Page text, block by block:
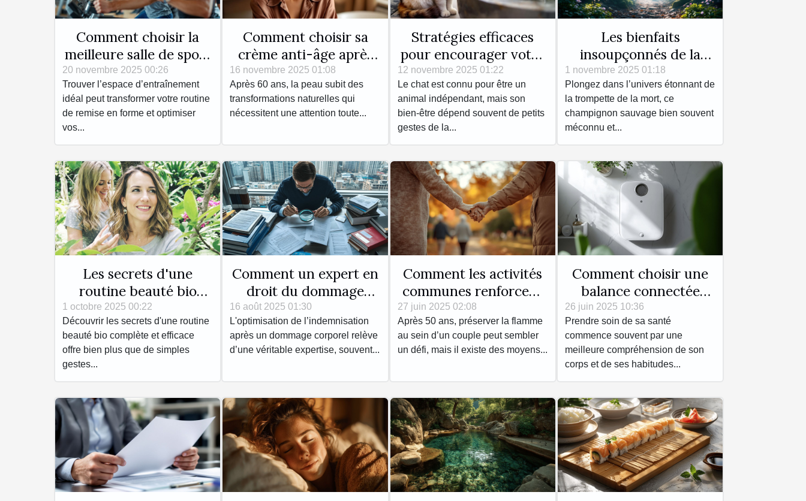
Comment choisir la
meilleure salle de sport
pour vos besoins ?
20 novembre 2025 00:26
Trouver l’espace d’entraînement
idéal peut transformer votre routine
de remise en forme et optimiser
vos...
Comment choisir sa
crème anti-âge après
60 ans ?
16 novembre 2025 01:08
Après 60 ans, la peau subit des
transformations naturelles qui
nécessitent une attention toute...
Stratégies efficaces
pour encourager votre
chat à s'hydrater
davantage
12 novembre 2025 01:22
Le chat est connu pour être un
animal indépendant, mais son
bien-être dépend souvent de petits
gestes de la...
Les bienfaits
insoupçonnés de la
trompette de la mort
sur la santé
1 novembre 2025 01:18
Plongez dans l’univers étonnant de
la trompette de la mort, ce
champignon sauvage bien souvent
méconnu et...
Les secrets d'une
routine beauté bio
complète et efficace
1 octobre 2025 00:22
Découvrir les secrets d'une routine
beauté bio complète et efficace
offre bien plus que de simples
gestes...
Comment un expert en
droit du dommage
corporel optimise-t-il
votre indemnisation ?
16 août 2025 01:30
L'optimisation de l’indemnisation
après un dommage corporel relève
d’une véritable expertise, souvent...
Comment les activités
communes renforcent
les liens amoureux
après 50 ans ?
27 juin 2025 02:08
Après 50 ans, préserver la flamme
au sein d’un couple peut sembler
un défi, mais il existe des moyens...
Comment choisir une
balance connectée
pour une meilleure
santé ?
26 juin 2025 10:36
Prendre soin de sa santé
commence souvent par une
meilleure compréhension de son
corps et de ses habitudes...